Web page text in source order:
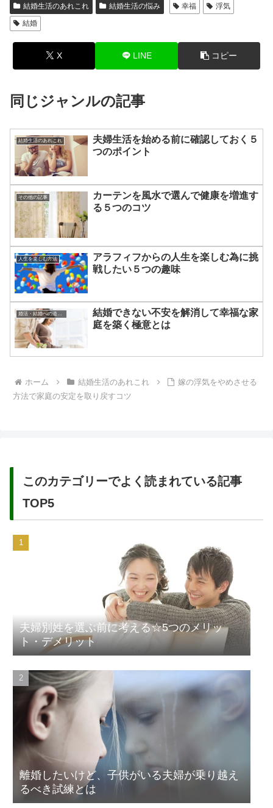
結婚生活のあれこれ 結婚生活の悩み 幸福
浮気
結婚
X LINE コピー
同じジャンルの記事
結婚生活のあれこれ
夫婦生活を始める前に確認しておく５
つのポイント
その他の記事
カーテンを風水で選んで健康を増進す
る５つのコツ
人生を楽しむ方法
アラフィフからの人生を楽しむ為に挑
戦したい５つの趣味
婚活・結婚への道のり
結婚できない不安を解消して幸福な家
庭を築く極意とは
ホーム 結婚生活のあれこれ
嫁の浮気をやめさせる
方法で家庭の安定を取り戻すコツ
このカテゴリーでよく読まれている記事
TOP5
夫婦別姓を選ぶ前に考える☆5つのメリッ
ト・デメリット
離婚したいけど、子供がいる夫婦が乗り越え
るべき試練とは